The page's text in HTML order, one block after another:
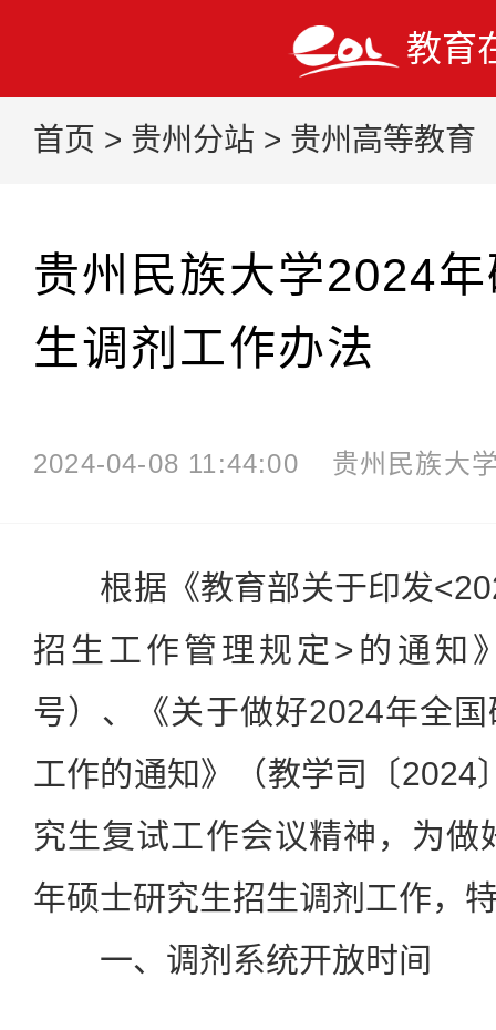
教育
首页 > 贵州分站 > 贵州高等教育
贵州民族大学2024
生调剂工作办法
2024-04-08 11:44:00 贵州民族大
根据《教育部关于印发
招生工作管理规定 > 的通知
号）、《关于做好2024年全
工作的通知》（教学司〔2024
究生复试工作会议精神，为做
年硕士研究生招生调剂工作，
一、调剂系统开放时间